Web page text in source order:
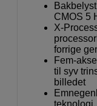
CMOS 5
X-
forrige
Fem-
til syv
billedet